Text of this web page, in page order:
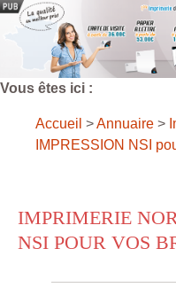
Vous êtes ici :
Accueil >Annuaire >
IMPRESSION NSI
IMPRIMERIE
NSI POUR VOS